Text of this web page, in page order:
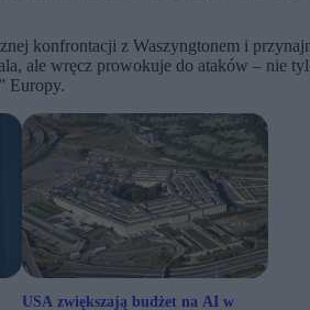
konfrontacji z Waszyngtonem i
ale wręcz prowokuje do ataków – nie
Europy.
USA zwiększają budżet na AI w